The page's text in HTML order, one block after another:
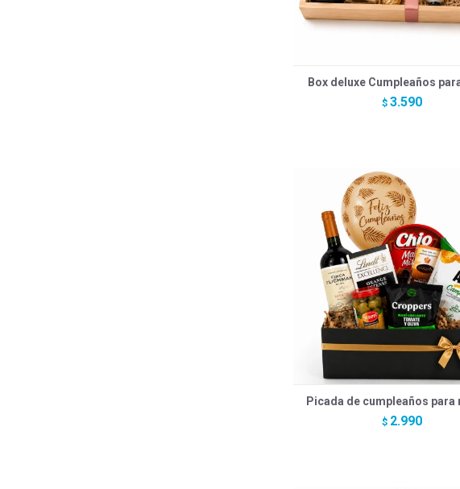
Box deluxe Cumpleaños
$ 3.590
Picada de cumpleaños para
$ 2.990